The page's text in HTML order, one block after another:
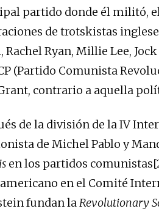
partido donde él militó, el
de trotskistas
Rachel Ryan, Millie Lee,
(Partido Comunista
contrario a aquella
de la división de la IV
de Michel Pablo y
en los partidos
en el Comité
fundan la Revolutionary